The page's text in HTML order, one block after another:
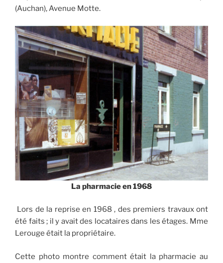
(Auchan), Avenue Motte.
La pharmacie en 1968
Lors de la reprise en 1968 , des premiers travaux ont
été faits ; il y avait des locataires dans les étages. Mme
Lerouge était la propriétaire.
Cette photo montre comment était la pharmacie au